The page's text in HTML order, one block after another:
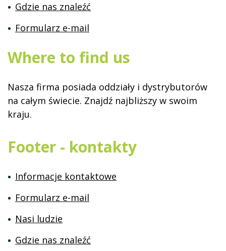
Gdzie nas znaleźć
Formularz e-mail
Where to find us
Nasza firma posiada oddziały i dystrybutorów
na całym świecie. Znajdź najbliższy w swoim
kraju.
Footer - kontakty
Informacje kontaktowe
Formularz e-mail
Nasi ludzie
Gdzie nas znaleźć